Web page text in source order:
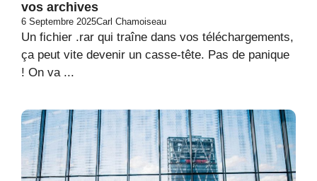
vos archives
6 Septembre 2025Carl Chamoiseau
Un fichier .rar qui traîne dans vos téléchargements,
ça peut vite devenir un casse-tête. Pas de panique
! On va ...